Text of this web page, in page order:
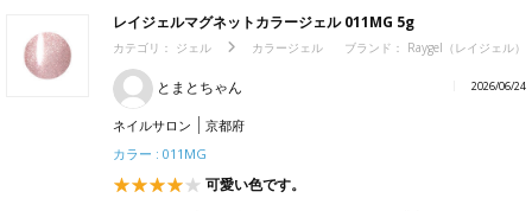
レイジェルマグネットカラージェル 011MG 5g
カテゴリ： ジェル カラージェル ブランド： Raygel（レイジェル）
とまとちゃん 2026/06/24
ネイルサロン
京都府
カラー : 011MG
可愛い色です。